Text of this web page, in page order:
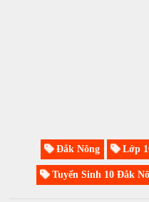
Đắk Nông Lớp
Tuyển Sinh 10 Đắk